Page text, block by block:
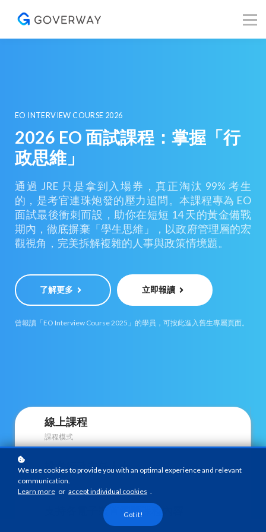
EO INTERVIEW COURSE 2026
2026 EO 面試課程：掌握「行
政思維」
通過 JRE 只是拿到入場券，真正淘汰 99% 考生
的，是考官連珠炮發的壓力追問。本課程專為 EO
面試最後衝刺而設，助你在短短 14 天的黃金備戰
期內，徹底摒棄「學生思維」，以政府管理層的宏
觀視角，完美拆解複雜的人事與政策情境題。
了解更多 立即報讀
曾報讀「EO Interview Course 2025」的學員，可按此進入舊生專屬頁面。
線上課程
課程模式
投考行政主任人士
課程對象
支持各電子裝置瀏覽課程內容
We use cookies to provide you with an optimal experience and relevant
communication.
Learn more or accept individual cookies .
Got it!